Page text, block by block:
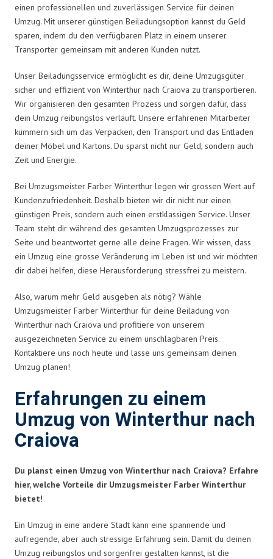
einen professionellen und zuverlässigen Service für deinen
Umzug. Mit unserer günstigen Beiladungsoption kannst du Geld
sparen, indem du den verfügbaren Platz in einem unserer
Transporter gemeinsam mit anderen Kunden nutzt.
Unser Beiladungsservice ermöglicht es dir, deine Umzugsgüter
sicher und effizient von Winterthur nach Craiova zu transportieren.
Wir organisieren den gesamten Prozess und sorgen dafür, dass
dein Umzug reibungslos verläuft. Unsere erfahrenen Mitarbeiter
kümmern sich um das Verpacken, den Transport und das Entladen
deiner Möbel und Kartons. Du sparst nicht nur Geld, sondern auch
Zeit und Energie.
Bei Umzugsmeister Farber Winterthur legen wir grossen Wert auf
Kundenzufriedenheit. Deshalb bieten wir dir nicht nur einen
günstigen Preis, sondern auch einen erstklassigen Service. Unser
Team steht dir während des gesamten Umzugsprozesses zur
Seite und beantwortet gerne alle deine Fragen. Wir wissen, dass
ein Umzug eine grosse Veränderung im Leben ist und wir möchten
dir dabei helfen, diese Herausforderung stressfrei zu meistern.
Also, warum mehr Geld ausgeben als nötig? Wähle
Umzugsmeister Farber Winterthur für deine Beiladung von
Winterthur nach Craiova und profitiere von unserem
ausgezeichneten Service zu einem unschlagbaren Preis.
Kontaktiere uns noch heute und lasse uns gemeinsam deinen
Umzug planen!
Erfahrungen zu einem
Umzug von Winterthur nach
Craiova
Du planst einen Umzug von Winterthur nach Craiova? Erfahre
hier, welche Vorteile dir Umzugsmeister Farber Winterthur
bietet!
Ein Umzug in eine andere Stadt kann eine spannende und
aufregende, aber auch stressige Erfahrung sein. Damit du deinen
Umzug reibungslos und sorgenfrei gestalten kannst, ist die